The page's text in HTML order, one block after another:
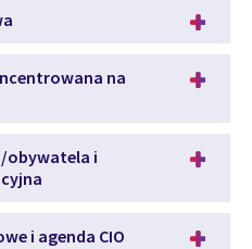
na
obywatela i
i agenda CIO